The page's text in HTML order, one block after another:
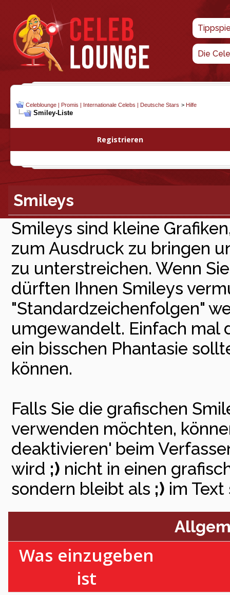
Die
Celeblounge | Promis | Internationale Celebs | Deutsche Stars > Hilfe
Smiley-Liste
Registrieren
Smileys
Smileys sind kleine
zum Ausdruck zu bringen
zu unterstreichen. Wenn
dürften Ihnen Smileys
"Standardzeichenfolgen"
umgewandelt. Einfach mal
ein bisschen Phantasie
können.
Falls Sie die grafischen
verwenden möchten,
deaktivieren' beim
wird ;) nicht in einen
sondern bleibt als ;) im
Was einzugeben
ist